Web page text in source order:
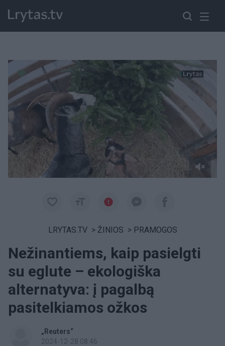
Paremkite Ukrainą
LRYTAS.TV > ŽINIOS > PRAMOGOS
Nežinantiems, kaip pasielgti
su eglute – ekologiška
alternatyva: į pagalbą
pasitelkiamos ožkos
„Reuters“
2024-12-28 08:46